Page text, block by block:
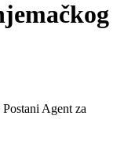
Agent za